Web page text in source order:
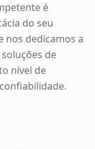
é
do seu
nos dedicamos a
de
nível de